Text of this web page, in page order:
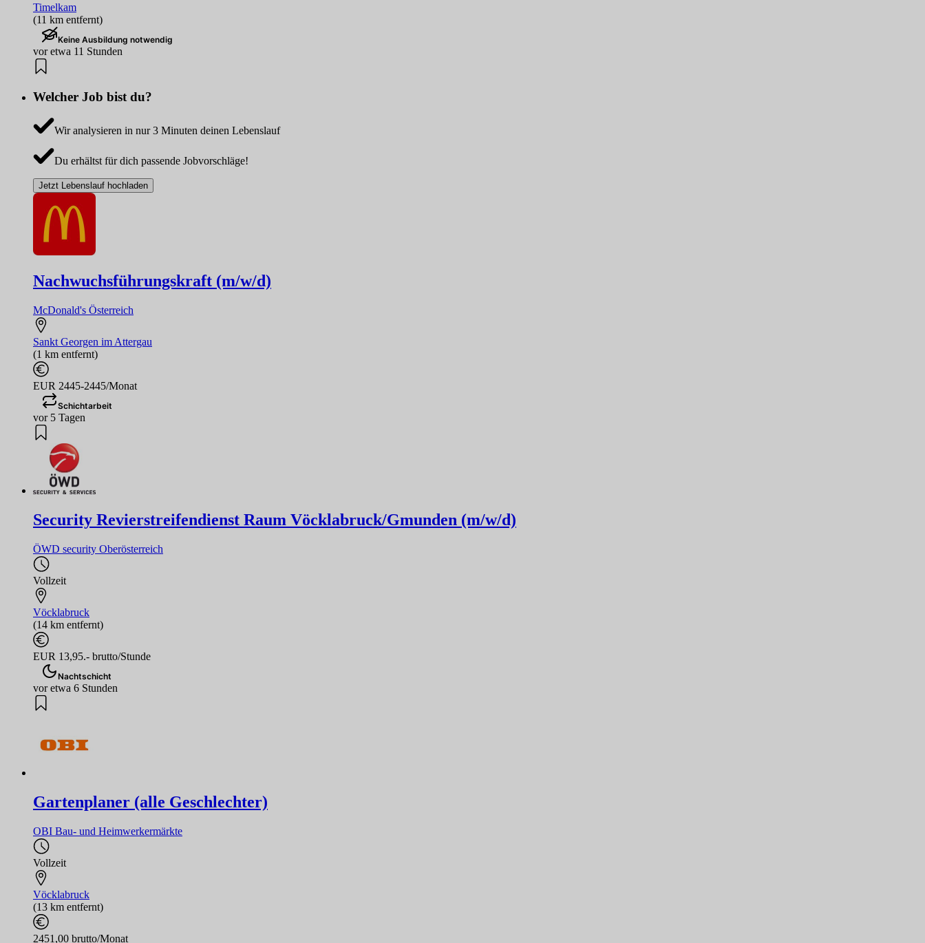
Timelkam
(11 km entfernt)
Keine Ausbildung notwendig
vor etwa 11 Stunden
Welcher Job bist du?
Wir analysieren in nur 3 Minuten deinen Lebenslauf
Du erhältst für dich passende Jobvorschläge!
Jetzt Lebenslauf hochladen
Nachwuchsführungskraft (m/w/d)
McDonald's Österreich
Sankt Georgen im Attergau
(1 km entfernt)
EUR 2445-2445/Monat
Schichtarbeit
vor 5 Tagen
Security Revierstreifendienst Raum Vöcklabruck/Gmunden (m/w/d)
ÖWD security Oberösterreich
Vollzeit
Vöcklabruck
(14 km entfernt)
EUR 13,95.- brutto/Stunde
Nachtschicht
vor etwa 6 Stunden
Gartenplaner (alle Geschlechter)
OBI Bau- und Heimwerkermärkte
Vollzeit
Vöcklabruck
(13 km entfernt)
2451,00 brutto/Monat